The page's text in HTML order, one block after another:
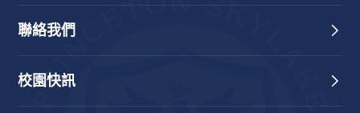
聯絡我們
校園快訊